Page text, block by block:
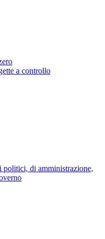
a controllo
di amministrazione,